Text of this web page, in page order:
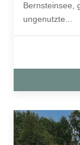
Bernsteinsee,
ungenutzte...